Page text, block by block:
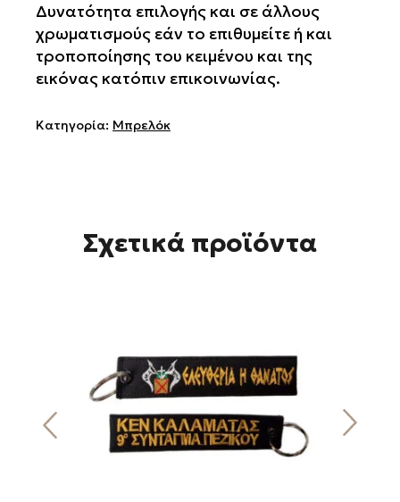
Δυνατότητα επιλογής και σε άλλους
χρωματισμούς εάν το επιθυμείτε ή και
τροποποίησης του κειμένου και της
εικόνας κατόπιν επικοινωνίας.
Κατηγορία: Μπρελόκ
Σχετικά προϊόντα